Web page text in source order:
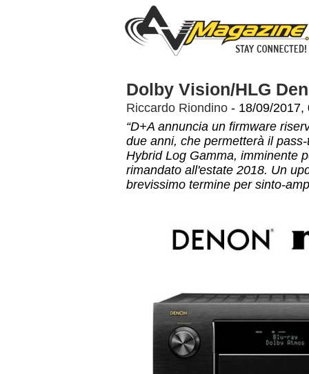
Dolby Vision/HLG
Riccardo Riondino - 18/09/2017,
“D+A annuncia un firmware
due anni, che permetterà il
Hybrid Log Gamma, imminente
rimandato all'estate 2018. Un
brevissimo termine per sinto-